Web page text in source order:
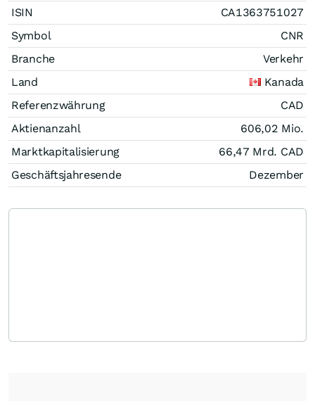
ISIN
CA1363751027
Symbol
CNR
Branche
Verkehr
Land
Kanada
Referenzwährung
CAD
Aktienanzahl
606,02 Mio.
Marktkapitalisierung
66,47 Mrd. CAD
Geschäftsjahresende
Dezember